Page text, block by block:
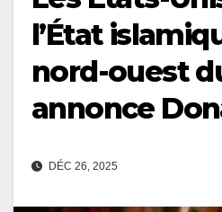
l’État
nord-ouest
annonce
DÉC 26, 2025